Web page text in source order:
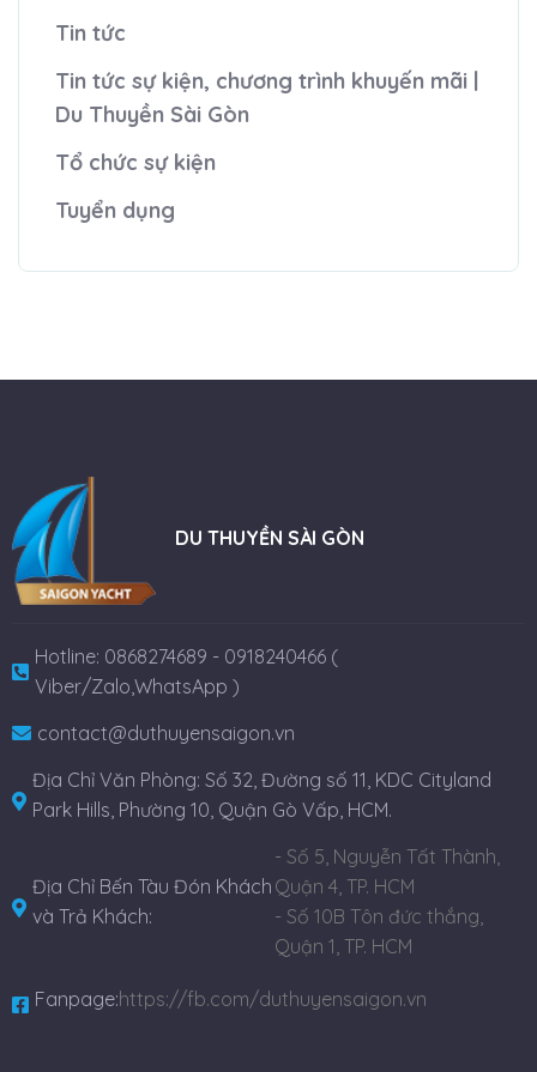
Tin tức
Tin tức sự kiện, chương trình khuyến mãi |
Du Thuyền Sài Gòn
Tổ chức sự kiện
Tuyển dụng
DU THUYỀN SÀI GÒN
Hotline: 0868274689 - 0918240466 (
Viber/Zalo,WhatsApp )
contact@duthuyensaigon.vn
Địa Chỉ Văn Phòng: Số 32, Đường số 11, KDC Cityland
Park Hills, Phường 10, Quận Gò Vấp, HCM.
Địa Chỉ Bến Tàu Đón Khách
và Trả Khách:
- Số 5, Nguyễn Tất Thành,
Quận 4, TP. HCM
- Số 10B Tôn đức thắng,
Quận 1, TP. HCM
Fanpage:https://fb.com/duthuyensaigon.vn